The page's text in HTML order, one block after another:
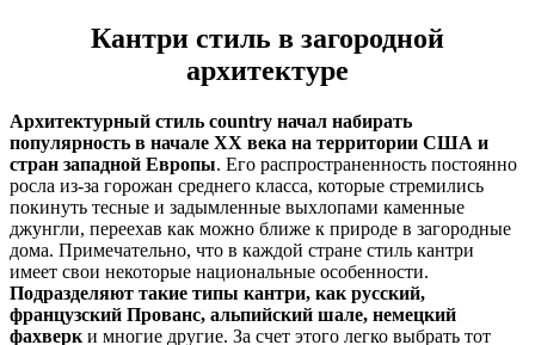
Кантри стиль в загородной
архитектуре
Архитектурный стиль country начал набирать
популярность в начале XX века на территории США и
стран западной Европы. Его распространенность постоянно
росла из-за горожан среднего класса, которые стремились
покинуть тесные и задымленные выхлопами каменные
джунгли, переехав как можно ближе к природе в загородные
дома. Примечательно, что в каждой стране стиль кантри
имеет свои некоторые национальные особенности.
Подразделяют такие типы кантри, как русский,
французский Прованс, альпийский шале, немецкий
фахверк и многие другие. За счет этого легко выбрать тот